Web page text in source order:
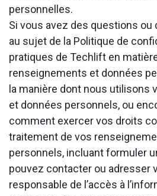
personnelles.
Si vous avez des questions
au sujet de la Politique de
pratiques de Techlift en
renseignements et données
la manière dont nous utilisons
et données personnels, ou
comment exercer vos droits
traitement de vos
personnels, incluant formuler
pouvez contacter ou adresser
responsable de l’accès à